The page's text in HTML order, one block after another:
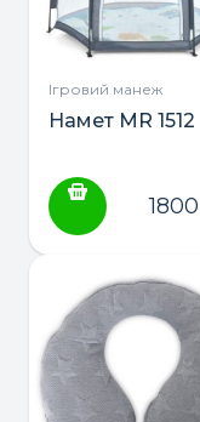
Ігровий манеж
Намет MR 1512
1800